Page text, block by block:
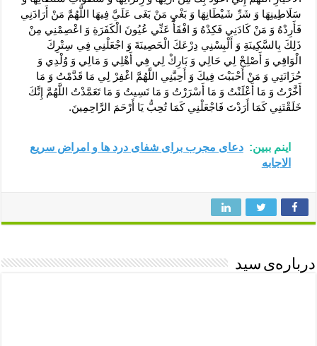
اینم ببین: دعای مجرب برای شفای درد ها و امراض سریع
الاجابه
درباره‌ی سید